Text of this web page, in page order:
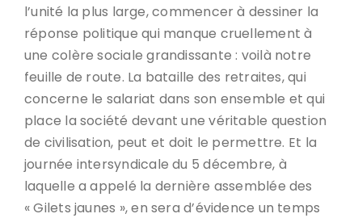
l’unité la plus large, commencer à dessiner la
réponse politique qui manque cruellement à
une colère sociale grandissante : voilà notre
feuille de route. La bataille des retraites, qui
concerne le salariat dans son ensemble et qui
place la société devant une véritable question
de civilisation, peut et doit le permettre. Et la
journée intersyndicale du 5 décembre, à
laquelle a appelé la dernière assemblée des
« Gilets jaunes », en sera d’évidence un temps